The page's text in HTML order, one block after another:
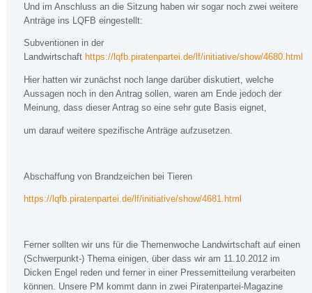
Und im Anschluss an die Sitzung haben wir sogar noch zwei weitere
Anträge ins LQFB eingestellt:
Subventionen in der
Landwirtschaft https://lqfb.piratenpartei.de/lf/initiative/show/4680.html
Hier hatten wir zunächst noch lange darüber diskutiert, welche
Aussagen noch in den Antrag sollen, waren am Ende jedoch der
Meinung, dass dieser Antrag so eine sehr gute Basis eignet,
um darauf weitere spezifische Anträge aufzusetzen.
Abschaffung von Brandzeichen bei Tieren
https://lqfb.piratenpartei.de/lf/initiative/show/4681.html
Ferner sollten wir uns für die Themenwoche Landwirtschaft auf einen
(Schwerpunkt-) Thema einigen, über dass wir am 11.10.2012 im
Dicken Engel reden und ferner in einer Pressemitteilung verarbeiten
können. Unsere PM kommt dann in zwei Piratenpartei-Magazine